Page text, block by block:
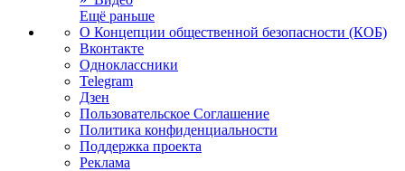
Ещё раньше
О Концепции общественной безопасности (КОБ)
Вконтакте
Одноклассники
Telegram
Дзен
Пользовательское Соглашение
Политика конфиденциальности
Поддержка проекта
Реклама